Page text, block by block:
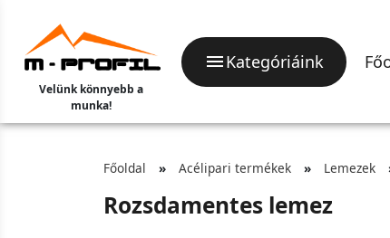
Velünk könnyebb a
munka!
Kategóriáink
Főoldal Acélipari termékek Lemezek
Rozsdamentes lemez